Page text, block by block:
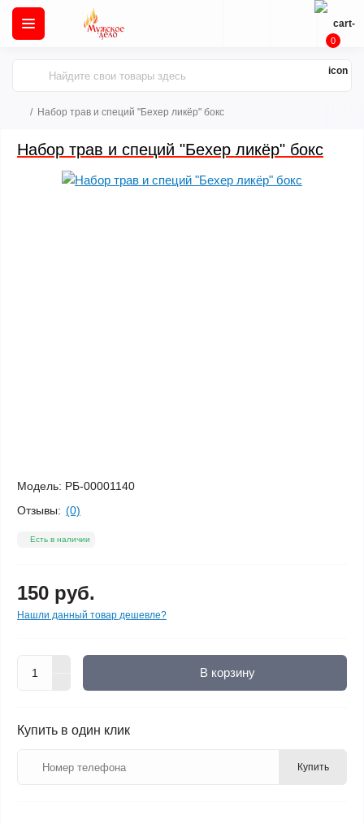
0
Набор трав и специй "Бехер ликёр" бокс
Набор трав и специй "Бехер ликёр" бокс
Модель: РБ-00001140
Отзывы: (0)
Есть в наличии
150 руб.
Нашли данный товар дешевле?
В корзину
Купить в один клик
Купить